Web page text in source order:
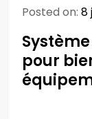
Posted on: 8
pour